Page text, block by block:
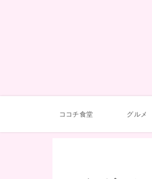
ココチ食堂 グルメ